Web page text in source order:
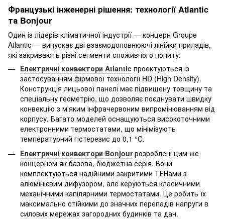
Французькі інженерні рішення: технології Atlantic
та Bonjour
Один із лідерів кліматичної індустрії — концерн Groupe
Atlantic — випускає дві взаємодоповнюючі лінійки приладів,
які закривають різні сегменти споживчого попиту:
Електричні конвектори Atlantic проектуються із
застосуванням фірмової технології HD (High Density).
Конструкція лицьової панелі має підвищену товщину та
спеціальну геометрію, що дозволяє поєднувати швидку
конвекцію з м'яким інфрачервоним випромінюванням від
корпусу. Багато моделей оснащуються високоточними
електронними термостатами, що мінімізують
температурний гістерезис до 0,1 °C.
Електричні конвектори Bonjourрозроблені цим же
концерном як базова, бюджетна серія. Вони
комплектуються надійними закритими ТЕНами з
алюмінієвим дифузором, але керуються класичними
механічними капілярними термостатами. Це робить їх
максимально стійкими до значних перепадів напруги в
силових мережах загородних будинків та дач.